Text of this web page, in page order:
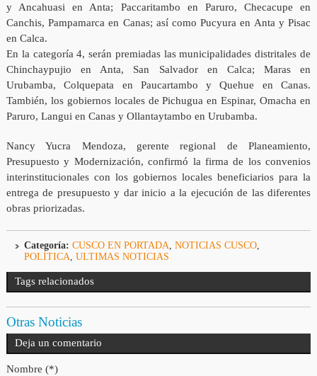
y Ancahuasi en Anta; Paccaritambo en Paruro, Checacupe en
Canchis, Pampamarca en Canas; así como Pucyura en Anta y Pisac
en Calca.
En la categoría 4, serán premiadas las municipalidades distritales de
Chinchaypujio en Anta, San Salvador en Calca; Maras en
Urubamba, Colquepata en Paucartambo y Quehue en Canas.
También, los gobiernos locales de Pichugua en Espinar, Omacha en
Paruro, Langui en Canas y Ollantaytambo en Urubamba.
Nancy Yucra Mendoza, gerente regional de Planeamiento,
Presupuesto y Modernización, confirmó la firma de los convenios
interinstitucionales con los gobiernos locales beneficiarios para la
entrega de presupuesto y dar inicio a la ejecución de las diferentes
obras priorizadas.
Categoría: CUSCO EN PORTADA, NOTICIAS CUSCO,
POLÍTICA, ULTIMAS NOTICIAS
Tags relacionados
Otras Noticias
Deja un comentario
Nombre (*)